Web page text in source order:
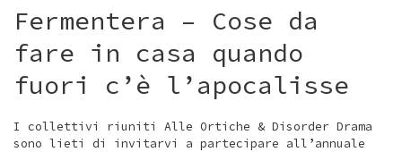
Fermentera – Cose da
fare in casa quando
fuori c’è l’apocalisse
I collettivi riuniti Alle Ortiche & Disorder Drama
sono lieti di invitarvi a partecipare all’annuale